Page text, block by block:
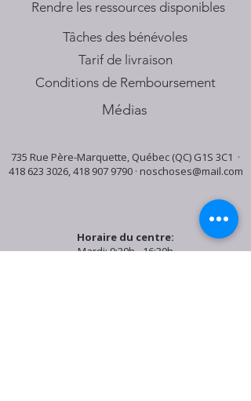
​Rendre les ressources disponibles
Tâches des bénévoles
Tarif de livraison
Conditions de Remboursement
Médias
735 Rue Père-Marquette, Québec (QC) G1S 3C1 ·
418 623 3026,418 907 9790· noschoses@mail.com
Horaire du centre:
Mardi: 9:30h - 16:30h